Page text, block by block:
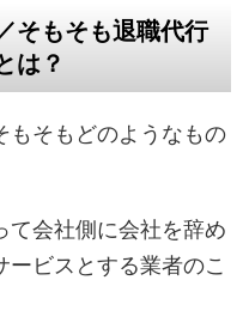
そもそも退職代行
は？
もそもどのようなもの
て会社側に会社を辞め
ービスとする業者のこ